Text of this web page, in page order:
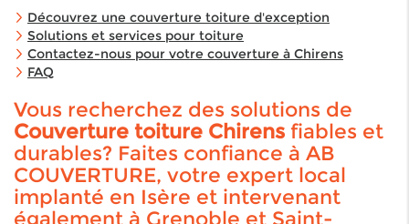
Découvrez une couverture toiture d'exception
Solutions et services pour toiture
Contactez-nous pour votre couverture à Chirens
FAQ
Vous recherchez des solutions de
Couverture toiture Chirens fiables et
durables? Faites confiance à AB
COUVERTURE, votre expert local
implanté en Isère et intervenant